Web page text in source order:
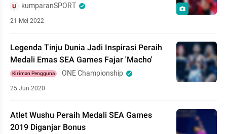
kumparanSPORT
21 Mei 2022
Legenda Tinju Dunia Jadi Inspirasi Peraih
Medali Emas SEA Games Fajar 'Macho'
Kiriman Pengguna ONE Championship
25 Jun 2020
Atlet Wushu Peraih Medali SEA Games
2019 Diganjar Bonus